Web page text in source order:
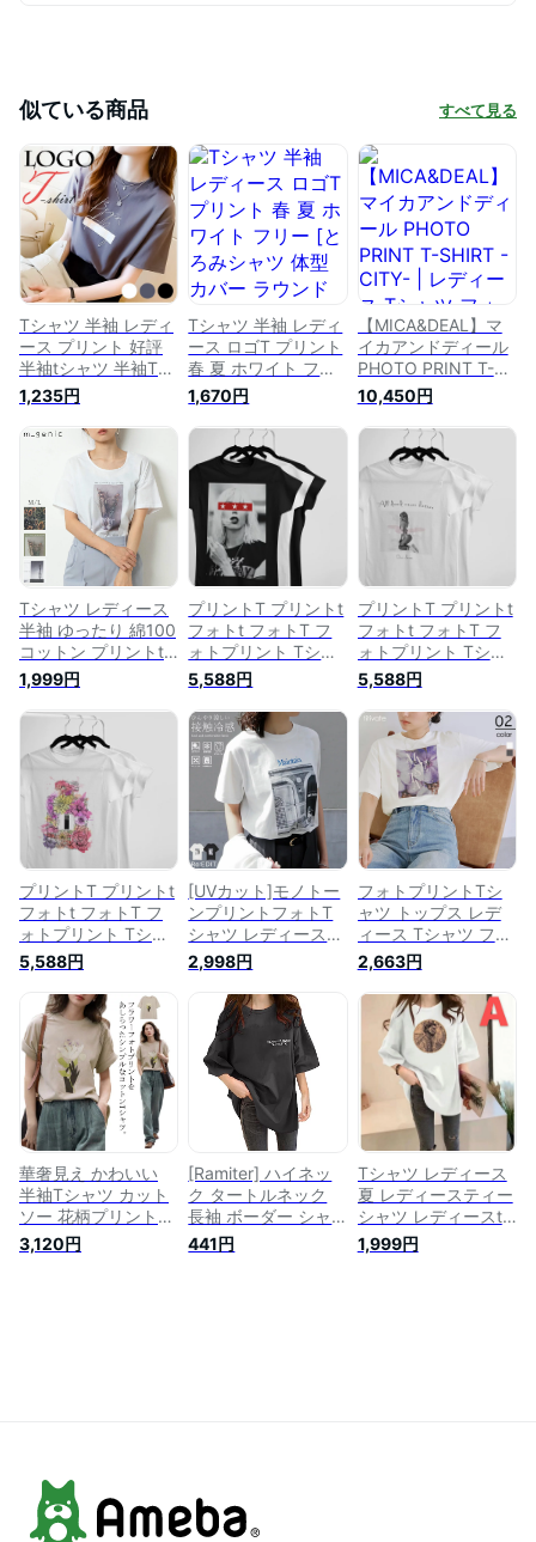
似ている商品 すべて見る
Tシャツ 半袖 レディ
ース プリント 好評
半袖tシャツ 半袖Tシ
ャツ tシャツ シャツ
プリントシャツ カッ
トソー レディースT
シャツ レディースt
シャツ レディースカ
ットソー 着回し 着
まわし ベーシック
カジュアル シンプル
トップス
1,235円
Tシャツ 半袖 レディ
ース ロゴT プリント
春 夏 ホワイト フリ
ー [とろみシャツ 体
型カバー ラウンドネ
ック トップス きれ
いめ レディース 半
袖tシャツ ティーシ
ャツ カットソー ト
ップス フォト ボリ
ューム袖]
1,670円
【MICA&DEAL】マ
イカアンドディール
PHOTO PRINT T-
SHIRT -CITY- | レデ
ィース Tシャツ フォ
ト フォトTシャツ プ
リント プリントTシ
ャツ フォトプリント
Tシャツ ショートス
リーブ ショートスリ
ーブTシャツ 半袖 半
袖Tシャツ 半袖フォ
トTシャツ シンプル
ブランド
10,450円
Tシャツ レディース
半袖 ゆったり 綿100
コットン プリントt
シャツ ティーシャツ
トップス カットソー
ワンピース シャツワ
ンピース 写真 フォ
ト ヴィンテージ フ
ラワー クルーネック
おしゃれ 春 夏
2290590
1,999円
プリントT プリントt
フォトt フォトT フ
ォトプリント Tシャ
ツ ブラック ホワイ
ト 半袖 T-shirts コッ
トンシャツ 黒 オシ
ャレ 40代 30代 プリ
ント tシャツ フォト
プリント メンズ tシ
ャツ 大きいサイズ
レディース フォトT
シャツ【DIVAオリジ
ナルプリント】
5,588円
プリントT プリントt
フォトt フォトT フ
ォトプリント Tシャ
ツ ブラック ホワイ
ト 半袖 T-shirts コッ
トンシャツ 黒 オシ
ャレ 40代 30代 プリ
ント tシャツ フォト
プリント メンズ tシ
ャツ 大きいサイズ
レディース フォトT
シャツ【DIVAオリジ
ナルプリント】
5,588円
プリントT プリントt
フォトt フォトT フ
ォトプリント Tシャ
ツ ブラック ホワイ
ト 半袖 T-shirts コッ
トンシャツ 黒 オシ
ャレ 40代 30代 プリ
ント tシャツ フォト
プリント メンズ tシ
ャツ 大きいサイズ
レディース フォトT
シャツ【DIVAオリジ
ナルプリント】
5,588円
[UVカット]モノトー
ンプリントフォトT
シャツ レディース
春 夏 リエディ トッ
プス Tシャツ カット
ソー クルーネック
半袖 フォトプリント
フォトTシャツ フォ
トT 接触冷感[mb]
2,998円
フォトプリントTシ
ャツ トップス レデ
ィース Tシャツ フォ
トプリント 半袖 シ
ンプル カジュアル
ベーシック【メール
便可／100】
2,663円
華奢見え かわいい
半袖Tシャツ カット
ソー 花柄プリント
半袖 トップス フラ
ワーフォトプリント
3,120円
[Ramiter] ハイネッ
ク タートルネック
長袖 ボーダー シャ
ツ トップス ロンT レ
ディース トップス
ツ ロング 白 トップ
ス 夏 (XL/26 グレー)
441円
Tシャツ レディース
夏 レディースティー
シャツ レディースt
シャツ半袖 半袖tシ
ャツ 半袖ティーシャ
1,999円